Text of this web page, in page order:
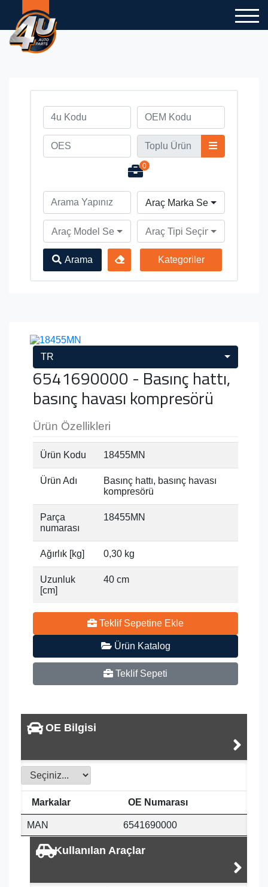
0
Araç Marka Seçiniz
Araç Model Seçiniz Araç Tipi Seçiniz
Arama Kategoriler
TR
6541690000 - Basınç hattı,
basınç havası kompresörü
Ürün Özellikleri
Ürün Kodu 18455MN
Ürün Adı
Basınç hattı, basınç havası
kompresörü
Parça
numarası
18455MN
Ağırlık [kg] 0,30 kg
Uzunluk
[cm]
40 cm
Teklif Sepetine Ekle
Ürün Katalog
Teklif Sepeti
OE Bilgisi
Markalar OE Numarası
MAN 6541690000
Kullanılan Araçlar